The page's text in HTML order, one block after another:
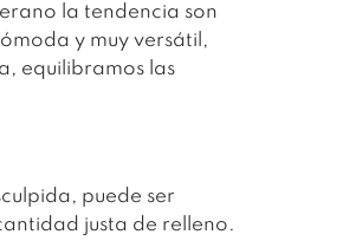
la tendencia son
y muy versátil,
equilibramos las
puede ser
justa de relleno.